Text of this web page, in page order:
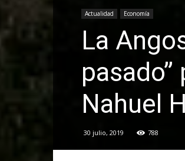
Actualidad Economía
La
Nahuel
30 julio, 2019 788